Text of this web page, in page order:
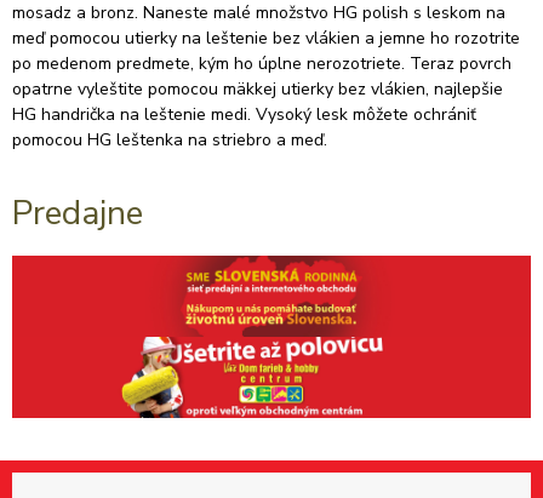
mosadz a bronz. Naneste malé množstvo HG polish s leskom na
meď pomocou utierky na leštenie bez vlákien a jemne ho rozotrite
po medenom predmete, kým ho úplne nerozotriete. Teraz povrch
opatrne vyleštite pomocou mäkkej utierky bez vlákien, najlepšie
HG handrička na leštenie medi. Vysoký lesk môžete ochrániť
pomocou HG leštenka na striebro a meď.
Predajne